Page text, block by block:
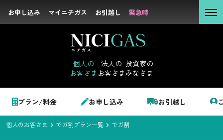
お申し込み マイニチガス お引越し 緊急時
個人の
お客さま
法人の
お客さま
投資家の
みなさま
プラン/料金 お申し込み お引越し
お申し込み マイニチガス お引越し 緊急時
個人のお客さま
お客さま
投資家の
個人のお客さま でガ割プラン一覧 でガ割